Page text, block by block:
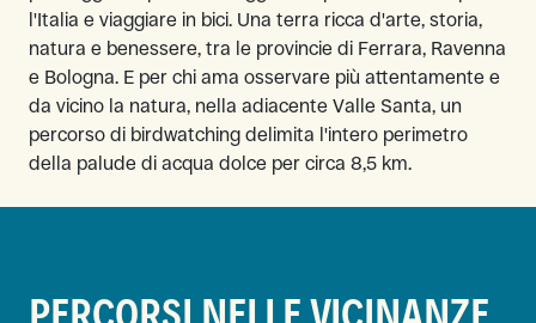
l'Italia e viaggiare in bici. Una terra ricca d'arte, storia,
natura e benessere, tra le provincie di Ferrara, Ravenna
e Bologna. E per chi ama osservare più attentamente e
da vicino la natura, nella adiacente Valle Santa, un
percorso di birdwatching delimita l'intero perimetro
della palude di acqua dolce per circa 8,5 km.